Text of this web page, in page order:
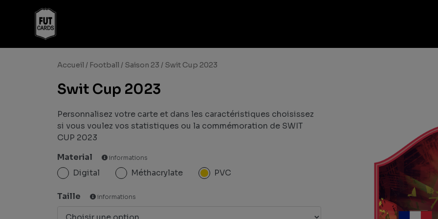
Accueil / Football / Saison 23 / Swit Cup 2023
Swit Cup 2023
Personnalisez votre carte et dans les caractéristiques choisissez
si vous voulez vos statistiques ou la commémoration de SWIT
CUP 2023
Material
informations
Digital Méthacrylate PVC
Taille informations